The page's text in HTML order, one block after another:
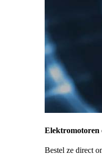
Bestel ze direct